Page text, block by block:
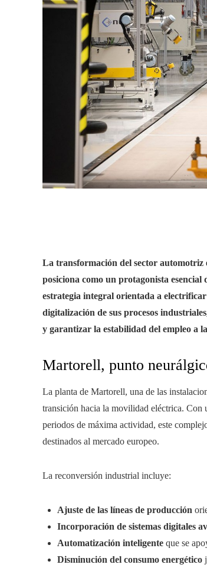
La transformación del sector automotriz
posiciona como un protagonista esencial
estrategia integral orientada a
digitalización de sus procesos
y garantizar la estabilidad del empleo a
Martorell, punto
La planta de Martorell, una de las
transición hacia la movilidad eléctrica. Con
periodos de máxima actividad, este
destinados al mercado europeo.
La reconversión industrial incluye:
Ajuste de las líneas de producción
Incorporación de sistemas digitales
Automatización inteligente que se
Disminución del consumo energético